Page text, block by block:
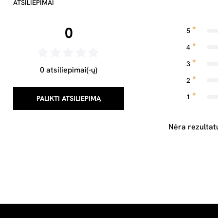
ATSILIEPIMAI
0
0 atsiliepimai(-ų)
PALIKTI ATSILIEPIMĄ
5
4
3
2
1
Nėra